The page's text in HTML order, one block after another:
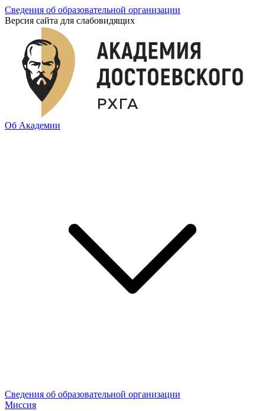
Сведения об образовательной организации
Версия сайта для слабовидящих
Об Академии
Сведения об образовательной организации
Миссия